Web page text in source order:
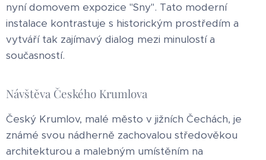
nyní domovem expozice "Sny". Tato moderní
instalace kontrastuje s historickým prostředím a
vytváří tak zajímavý dialog mezi minulostí a
současností.
Návštěva Českého Krumlova
Český Krumlov, malé město v jižních Čechách, je
známé svou nádherně zachovalou středověkou
architekturou a malebným umístěním na